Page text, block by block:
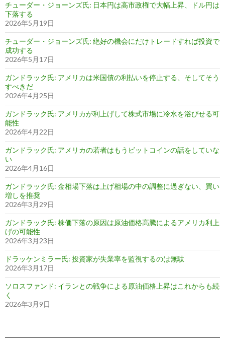
チューダー・ジョーンズ氏: 日本円は高市政権で大幅上昇、ドル円は
下落する
2026年5月19日
チューダー・ジョーンズ氏: 絶好の機会にだけトレードすれば投資で
成功する
2026年5月17日
ガンドラック氏: アメリカは米国債の利払いを停止する、そしてそう
すべきだ
2026年4月25日
ガンドラック氏: アメリカが利上げして株式市場に冷水を浴びせる可
能性
2026年4月22日
ガンドラック氏: アメリカの若者はもうビットコインの話をしていな
い
2026年4月16日
ガンドラック氏: 金相場下落は上げ相場の中の調整に過ぎない、買い
増しを推奨
2026年3月29日
ガンドラック氏: 株価下落の原因は原油価格高騰によるアメリカ利上
げの可能性
2026年3月23日
ドラッケンミラー氏: 投資家が失業率を監視するのは無駄
2026年3月17日
ソロスファンド: イランとの戦争による原油価格上昇はこれからも続
く
2026年3月9日